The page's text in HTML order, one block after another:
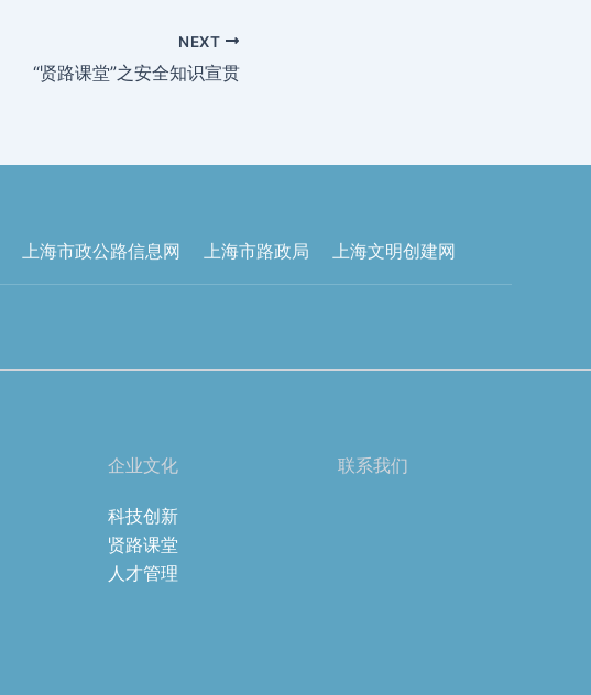
NEXT
“贤路课堂”之安全知识宣贯
上海市政公路信息网 上海市路政局 上海文明创建网
企业文化
科技创新
贤路课堂
人才管理
联系我们